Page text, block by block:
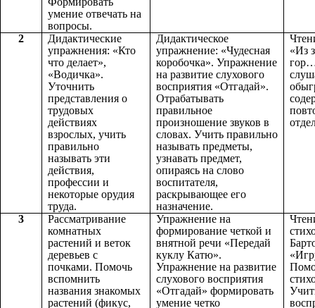
умение отвечать на
вопросы.
2
Дидактические
упражнения: «Кто
что делает»,
«Водичка».
Уточнить
представления о
трудовых
действиях
взрослых, учить
правильно
называть эти
действия,
профессии и
некоторые орудия
труда.
Дидактическое
упражнение: «Чудесная
коробочка». Упражнение
на развитие слухового
восприятия «Отгадай».
Отрабатывать
правильное
произношение звуков в
словах. Учить правильно
называть предметы,
узнавать предмет,
опираясь на слово
воспитателя,
раскрывающее его
назначение.
«Из
3
Рассматривание
комнатных
растений и веток
деревьев с
почками. Помочь
вспомнить
названия знакомых
растений (фикус,
Упражнение на
формирование четкой и
внятной речи «Передай
куклу Катю».
Упражнение на развитие
слухового восприятия
«Отгадай» формировать
умение четко